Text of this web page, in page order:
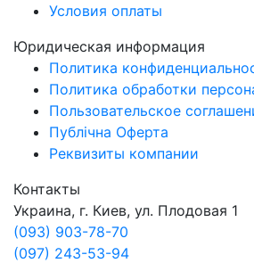
Условия оплаты
Юридическая информация
Политика
Политика обработки
Пользовательское
Публічна Оферта
Реквизиты компании
Контакты
Украина, г. Киев, ул. Плодовая 1
(093) 903-78-70
(097) 243-53-94